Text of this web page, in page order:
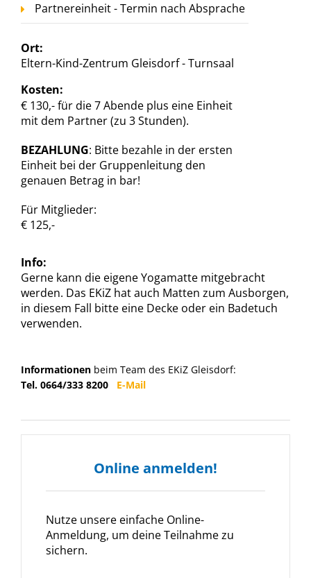
Partnereinheit - Termin nach Absprache
Ort:
Eltern-Kind-Zentrum Gleisdorf - Turnsaal
Kosten:
€ 130,- für die 7 Abende plus eine Einheit
mit dem Partner (zu 3 Stunden).
BEZAHLUNG: Bitte bezahle in der ersten
Einheit bei der Gruppenleitung den
genauen Betrag in bar!
Für Mitglieder:
€ 125,-
Info:
Gerne kann die eigene Yogamatte mitgebracht
werden. Das EKiZ hat auch Matten zum Ausborgen,
in diesem Fall bitte eine Decke oder ein Badetuch
verwenden.
Informationen beim Team des EKiZ Gleisdorf:
Tel. 0664/333 8200 E-Mail
Online anmelden!
Nutze unsere einfache Online-
Anmeldung, um deine Teilnahme zu
sichern.